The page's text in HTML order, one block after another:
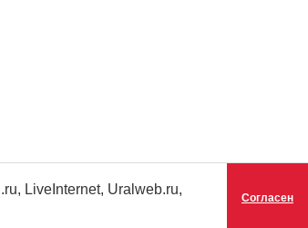
LiveInternet, Uralweb.ru,
Согласен